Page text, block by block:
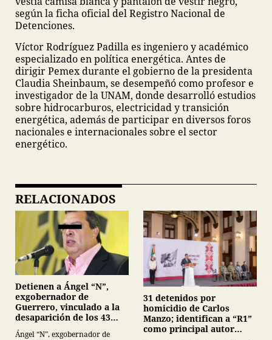
según la ficha oficial del Registro Nacional de
Detenciones.
Víctor Rodríguez Padilla es ingeniero y académico
especializado en política energética. Antes de
dirigir Pemex durante el gobierno de la presidenta
Claudia Sheinbaum, se desempeñó como profesor e
investigador de la UNAM, donde desarrolló estudios
sobre hidrocarburos, electricidad y transición
energética, además de participar en diversos foros
nacionales e internacionales sobre el sector
energético.
RELACIONADOS
Detienen a Ángel “N”,
exgobernador de
Guerrero, vinculado a la
desaparición de los 43
normalistas de
Ayotzinapa
Ángel “N”, exgobernador de
31 detenidos por
homicidio de Carlos
Manzo; identifican a “R1”
como principal autor